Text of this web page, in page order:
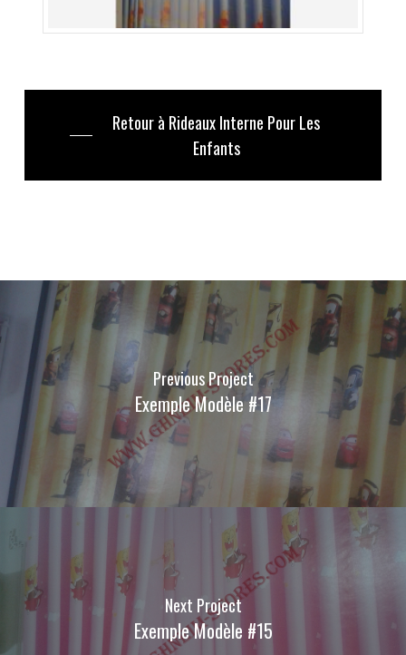
Retour à Rideaux Interne Pour Les
Enfants
Previous Project
Exemple Modèle #17
Next Project
Exemple Modèle #15